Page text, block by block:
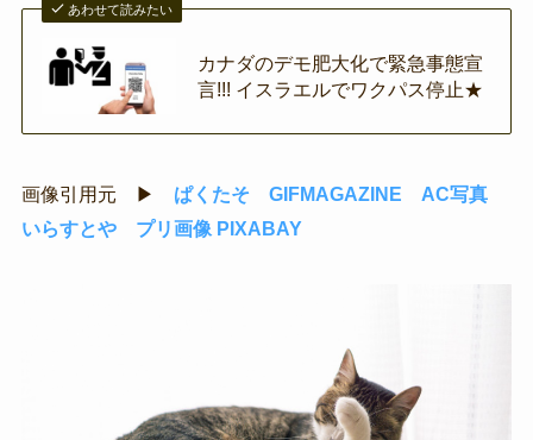
あわせて読みたい
カナダのデモ肥大化で緊急事態宣
言!!! イスラエルでワクパス停止★
画像引用元 ▶ ぱくたそ GIFMAGAZINE
AC写真
いらすとや
プリ画像 PIXABAY